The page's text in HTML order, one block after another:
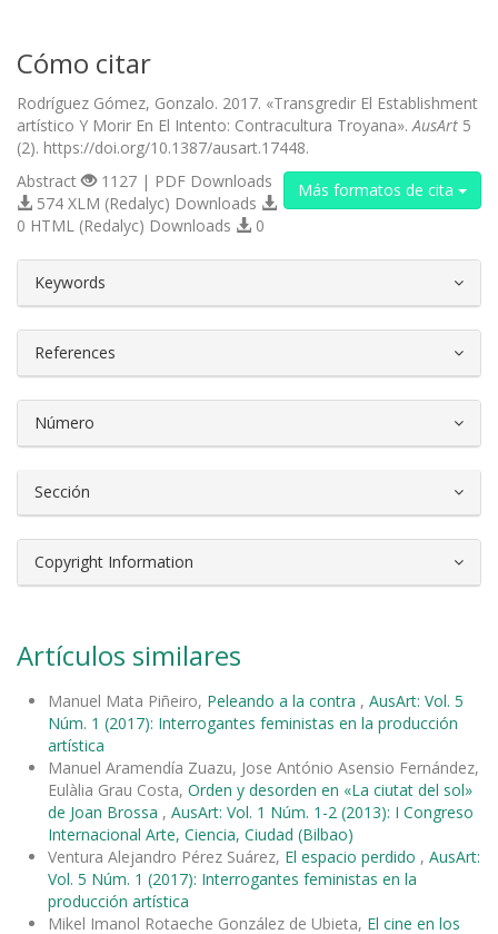
Cómo citar
Rodríguez Gómez, Gonzalo. 2017. «Transgredir El Establishment
artístico Y Morir En El Intento: Contracultura Troyana». AusArt 5
(2). https://doi.org/10.1387/ausart.17448.
Más formatos de cita
Abstract
1127 | PDF Downloads
574 XLM (Redalyc) Downloads
0 HTML (Redalyc) Downloads
0
Keywords
References
Número
Sección
Copyright Information
Artículos similares
Manuel Mata Piñeiro, Peleando a la contra , AusArt: Vol. 5
Núm. 1 (2017): Interrogantes feministas en la producción
artística
Manuel Aramendía Zuazu, Jose António Asensio Fernández,
Eulàlia Grau Costa, Orden y desorden en «La ciutat del sol»
de Joan Brossa , AusArt: Vol. 1 Núm. 1-2 (2013): I Congreso
Internacional Arte, Ciencia, Ciudad (Bilbao)
Ventura Alejandro Pérez Suárez, El espacio perdido , AusArt:
Vol. 5 Núm. 1 (2017): Interrogantes feministas en la
producción artística
Mikel Imanol Rotaeche González de Ubieta, El cine en los